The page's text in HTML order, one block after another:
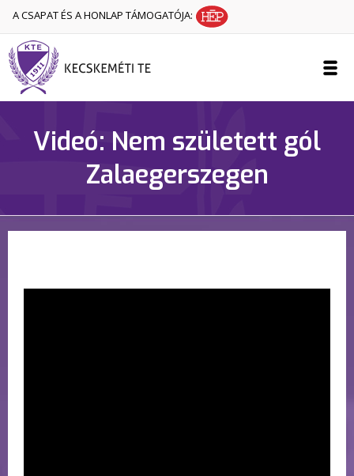
A CSAPAT ÉS A HONLAP TÁMOGATÓJA:
Videó: Nem született gól
Zalaegerszegen